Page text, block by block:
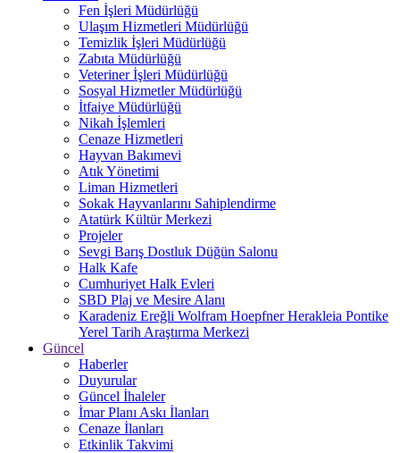
Fen İşleri Müdürlüğü
Ulaşım Hizmetleri Müdürlüğü
Temizlik İşleri Müdürlüğü
Zabıta Müdürlüğü
Veteriner İşleri Müdürlüğü
Sosyal Hizmetler Müdürlüğü
İtfaiye Müdürlüğü
Nikah İşlemleri
Cenaze Hizmetleri
Hayvan Bakımevi
Atık Yönetimi
Liman Hizmetleri
Sokak Hayvanlarını Sahiplendirme
Atatürk Kültür Merkezi
Projeler
Sevgi Barış Dostluk Düğün Salonu
Halk Kafe
Cumhuriyet Halk Evleri
SBD Plaj ve Mesire Alanı
Karadeniz Ereğli Wolfram Hoepfner Herakleia Pontike
Yerel Tarih Araştırma Merkezi
Güncel
Haberler
Duyurular
Güncel İhaleler
İmar Planı Askı İlanları
Cenaze İlanları
Etkinlik Takvimi